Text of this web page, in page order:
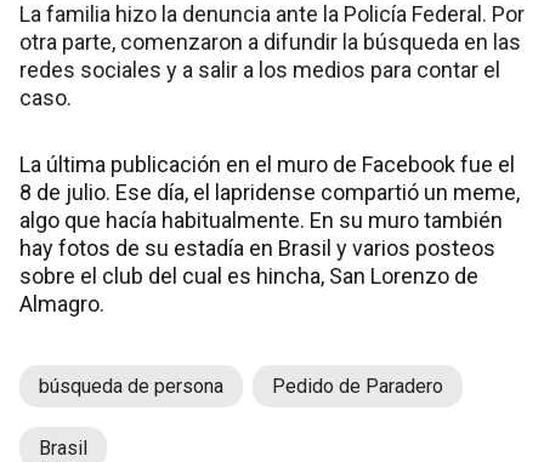
La familia hizo la denuncia ante la Policía Federal. Por
otra parte, comenzaron a difundir la búsqueda en las
redes sociales y a salir a los medios para contar el
caso.
La última publicación en el muro de Facebook fue el
8 de julio. Ese día, el lapridense compartió un meme,
algo que hacía habitualmente. En su muro también
hay fotos de su estadía en Brasil y varios posteos
sobre el club del cual es hincha, San Lorenzo de
Almagro.
búsqueda de persona Pedido de Paradero
Brasil